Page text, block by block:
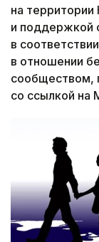
на
и поддержкой
в
в отношении
сообществом,
со ссылкой на